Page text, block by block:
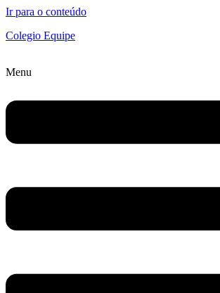
Ir para o conteúdo
Colegio Equipe
Menu